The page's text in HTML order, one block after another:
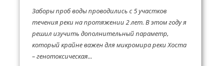
Заборы проб воды проводились с 5 участков
течения реки на протяжении 2 лет. В этом году я
решил изучить дополнительный параметр,
который крайне важен для микромира реки Хоста
– генотоксическая...